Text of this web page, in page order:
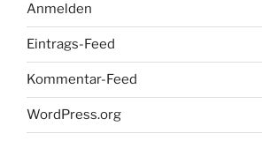
Anmelden
Eintrags-Feed
Kommentar-Feed
WordPress.org